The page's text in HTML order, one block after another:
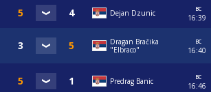
Dejan Dzunic
вс
16:39
Dragan Bračika
"Elbraco"
вс
16:40
Predrag Banic
вс
16:46